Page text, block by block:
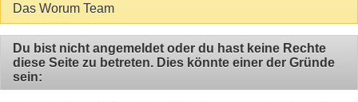
Das Worum Team
Du bist nicht angemeldet oder du hast keine Rechte
diese Seite zu betreten. Dies könnte einer der Gründe
sein: